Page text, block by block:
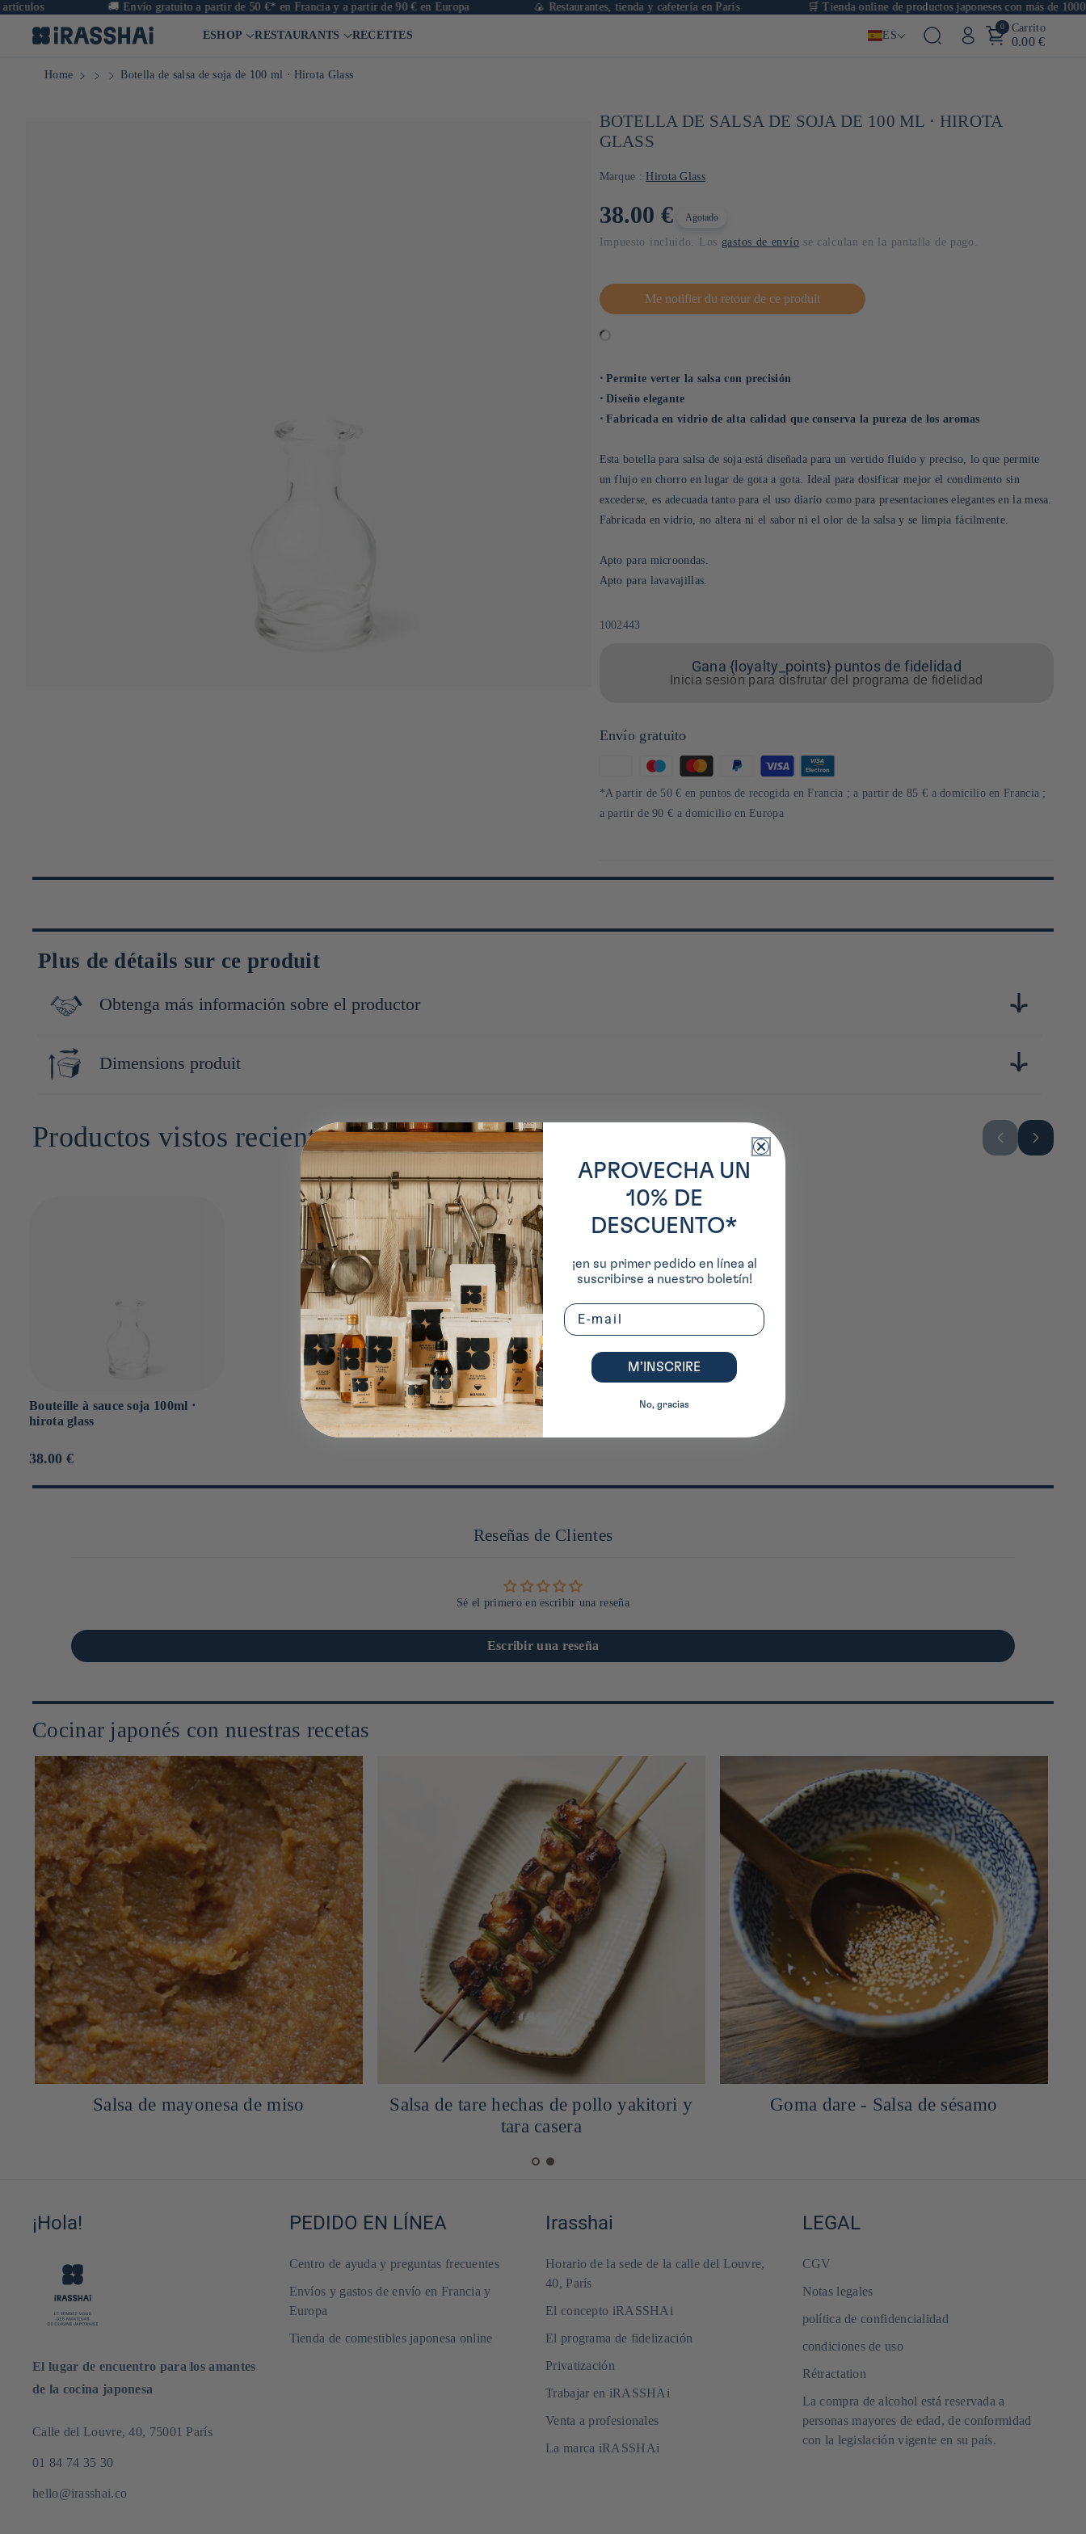
Envío gratuito a partir de 50 €* en Francia y a partir de 90 € en Europa 🍙 Restaurantes, tienda y cafetería en París 🛒 Tienda online de productos japoneses con más de 1000
ESHOP RESTAURANTS RECETTES ES
0 Carrito
0.00 €
Home Botella de salsa de soja de 100 ml ⋅ Hirota Glass
BOTELLA DE SALSA DE SOJA DE 100 ML ⋅ HIROTA
GLASS
Marque : Hirota Glass
Precio
habitual
38.00 € Agotado
Impuesto incluido. Los gastos de envío se calculan en la pantalla de pago.
Me notifier du retour de ce produit
⋅ Permite verter la salsa con precisión
⋅ Diseño elegante
⋅ Fabricada en vidrio de alta calidad que conserva la pureza de los aromas
Esta botella para salsa de soja está diseñada para un vertido fluido y preciso, lo que permite
un flujo en chorro en lugar de gota a gota. Ideal para dosificar mejor el condimento sin
excederse, es adecuada tanto para el uso diario como para presentaciones elegantes en la mesa.
Fabricada en vidrio, no altera ni el sabor ni el olor de la salsa y se limpia fácilmente.
Apto para microondas.
Apto para lavavajillas.
SKU:
1002443
Gana {loyalty_points} puntos de fidelidad
Inicia sesión para disfrutar del programa de fidelidad
Envío gratuito
de
*A partir de 50 € en puntos de recogida en Francia ; a partir de 85 € a domicilio en Francia ;
a partir de 90 € a domicilio en Europa
Plus de détails sur ce produit
Obtenga más información sobre el productor
Fondée en 1899 à Tokyo, Hirota glass est l’un des plus anciens fabricants de verrerie du Japon. Ancrée dans le quartier traditionnel de Sumida, l’entreprise perpétue les savoir-faire du verre soufflé et
de la taille Edo Kiriko à partir d’archives historiques. Sa philosophie allie héritage artisanal et sensibilité japonaise, donnant naissance à des objets raffinés qui dialoguent avec l’esthétique
Dimensions produit
Productos vistos recientemente
Bouteille à sauce soja 100ml ⋅
hirota glass
Prix
38.00 €
Reseñas de Clientes
Sé el primero en escribir una reseña
Escribir una reseña
Cocinar japonés con nuestras recetas
Salsa de mayonesa de miso
Salsa de tare hechas de pollo yakitori y
tara casera
Goma dare - Salsa de sésamo
¡Hola!
El lugar de encuentro para los amantes
de la cocina japonesa
Calle del Louvre, 40, 75001 París
01 84 74 35 30
hello@irasshai.co
PEDIDO EN LÍNEA
Centro de ayuda y preguntas frecuentes
Envíos y gastos de envío en Francia y
Europa
Tienda de comestibles japonesa online
Irasshai
Horario de la sede de la calle del Louvre,
40, París
El concepto iRASSHAi
El programa de fidelización
Privatización
Trabajar en iRASSHAi
Venta a profesionales
La marca iRASSHAi
LEGAL
CGV
Notas legales
política de confidencialidad
condiciones de uso
Rétractation
La compra de alcohol está reservada a
personas mayores de edad, de conformidad
con la legislación vigente en su país.
APROVECHA UN
10% DE
DESCUENTO*
¡en su primer pedido en línea al
suscribirse a nuestro boletín!
Email
M’INSCRIRE
No, gracias